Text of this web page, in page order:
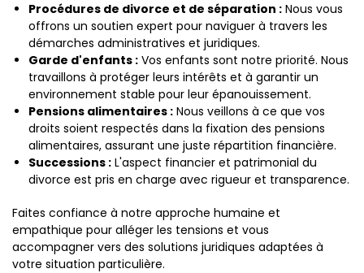
Procédures de divorce et de séparation : Nous vous
offrons un soutien expert pour naviguer à travers les
démarches administratives et juridiques.
Garde d'enfants : Vos enfants sont notre priorité. Nous
travaillons à protéger leurs intérêts et à garantir un
environnement stable pour leur épanouissement.
Pensions alimentaires : Nous veillons à ce que vos
droits soient respectés dans la fixation des pensions
alimentaires, assurant une juste répartition financière.
Successions : L'aspect financier et patrimonial du
divorce est pris en charge avec rigueur et transparence.
Faites confiance à notre approche humaine et
empathique pour alléger les tensions et vous
accompagner vers des solutions juridiques adaptées à
votre situation particulière.